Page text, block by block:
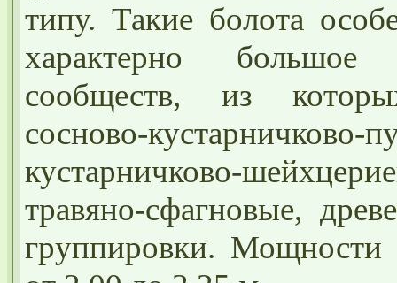
типу. Такие болота
характерно большое
сообществ, из
сосново-
кустарничково-
травяно-сфагновые,
группировки. Мощности